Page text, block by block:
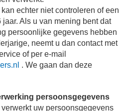
echter niet controleren of een
Als u van mening bent dat
persoonlijke gegevens hebben
neemt u dan contact met
of per e-mail
. We gaan dan deze
persoonsgegevens
uw persoonsgegevens